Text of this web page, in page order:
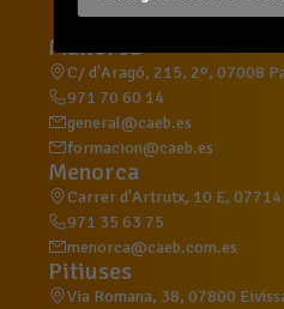
Mallorca
C/ d'Aragó, 215, 2º, 07008
971 70 60 14
general@caeb.es
formacion@caeb.es
Menorca
Carrer d'Artrutx, 10 E,
971 35 63 75
menorca@caeb.com.es
Pitiuses
Via Romana, 38, 07800